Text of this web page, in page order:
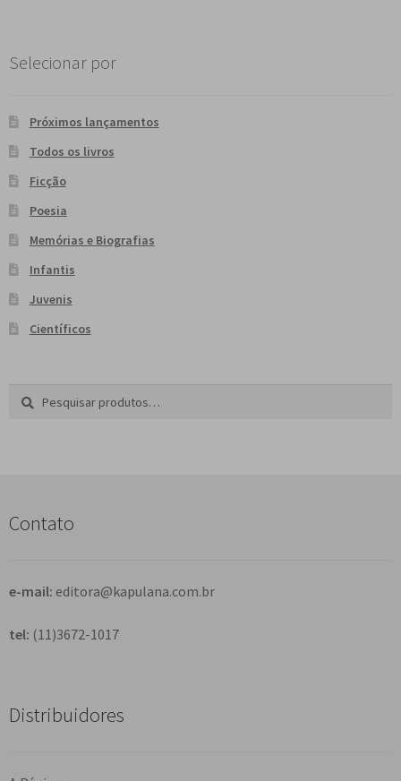
Selecionar por
Próximos lançamentos
Todos os livros
Ficção
Poesia
Memórias e Biografias
Infantis
Juvenis
Científicos
Pesquisar
a
Contato
e-mail: editora@kapulana.com.br
tel: (11)3672-1017
Distribuidores